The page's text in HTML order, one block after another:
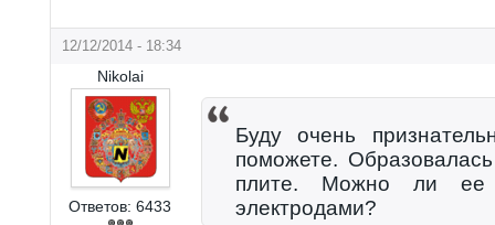
12/12/2014 - 18:34
Nikolai
Ответов: 6433
Буду очень
поможете.
плите. Можно ли ее
электродами?